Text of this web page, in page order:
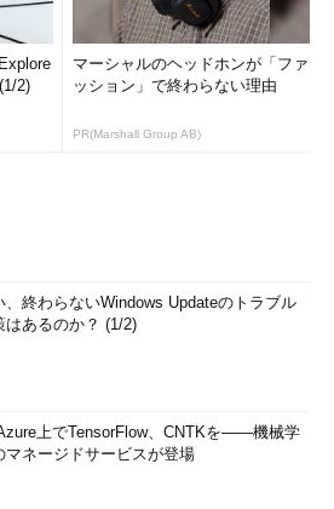
2)
マーシャルのヘッドホンが「ファ
ッション」で終わらない理由
PR(Marshall Group AB)
、終わらないWindows Updateのトラブル
はあるのか？ (1/2)
上でTensorFlow、CNTKを――機械学
マネージドサービスが登場